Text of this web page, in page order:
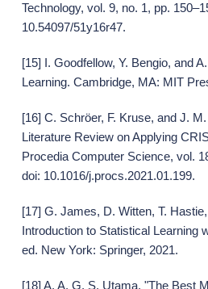
Technology, vol. 9, no. 1, pp.
10.54097/51y16r47.
[15] I. Goodfellow, Y. Bengio, and
Learning. Cambridge, MA: MIT
[16] C. Schröer, F. Kruse, and J.
Literature Review on Applying
Procedia Computer Science, vol.
doi: 10.1016/j.procs.2021.01.199.
[17] G. James, D. Witten, T.
Introduction to Statistical Learning
ed. New York: Springer, 2021.
[18] A. A. G. S. Utama, "The Best